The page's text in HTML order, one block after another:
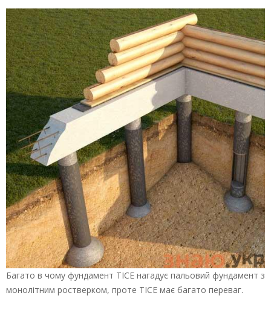
Багато в чому фундамент ТІСЕ нагадує пальовий фундамент з
монолітним ростверком, проте ТІСЕ має багато переваг.